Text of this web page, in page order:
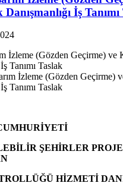
İş Tanımı
İzleme (Gözden Geçirme)
Tanımı Taslak
ŞEHİRLER
HİZMETİ